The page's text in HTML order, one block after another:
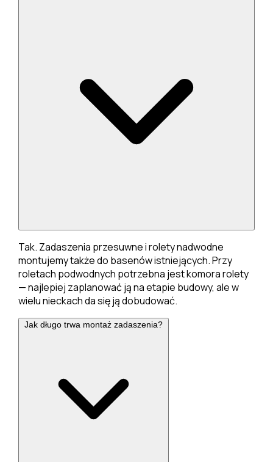
Tak. Zadaszenia przesuwne i rolety nadwodne
montujemy także do basenów istniejących. Przy
roletach podwodnych potrzebna jest komora rolety
— najlepiej zaplanować ją na etapie budowy, ale w
wielu nieckach da się ją dobudować.
Jak długo trwa montaż zadaszenia?